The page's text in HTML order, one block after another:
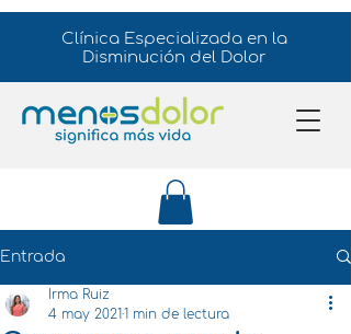
Clínica Especializada en la
Disminución del Dolor
Entrada
Irma Ruiz
4 may 2021 1 min de lectura